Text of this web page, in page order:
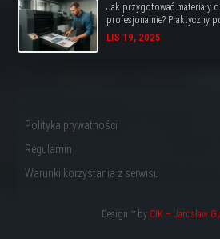
Jak przygotować materiały
profesjonalnie? Praktyczny
LIS 19, 2025
Polityka prywatności
Regulamin
Warunki korzystania z serwisu
Design ™ by CIK – Jarosław